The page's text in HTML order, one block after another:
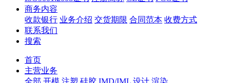
商务内容
收款银行 业务介绍 交货期限 合同范本 收费方式
联系我们
搜索
首页
主营业务
全部 开模 注塑 硅胶 IMD/IML 设计 渲染